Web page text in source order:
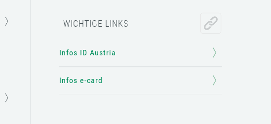
WICHTIGE LINKS
Infos ID Austria
Infos e-card